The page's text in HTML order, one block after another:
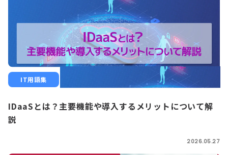
IT用語集
IDaaSとは？主要機能や導入するメリットについて解
説
2026.05.27